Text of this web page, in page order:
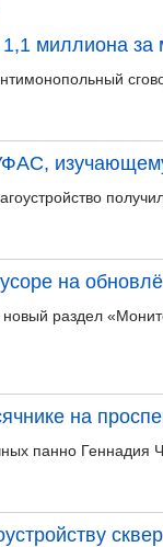
миллиона за
на
раздел
на
панно Геннадия